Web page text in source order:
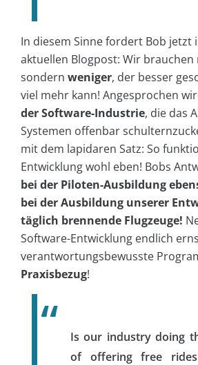
In diesem Sinne fordert Bob jetzt
aktuellen Blogpost: Wir brauchen
sondern weniger, der besser
viel mehr kann! Angesprochen
der Software-Industrie, die das
Systemen offenbar
mit dem lapidaren Satz: So
Entwicklung wohl eben! Bobs
bei der Piloten-Ausbildung
bei der Ausbildung unserer
täglich brennende Flugzeuge!
Software-Entwicklung endlich
verantwortungsbewusste
Praxisbezug!
Is our industry doing
of offering free